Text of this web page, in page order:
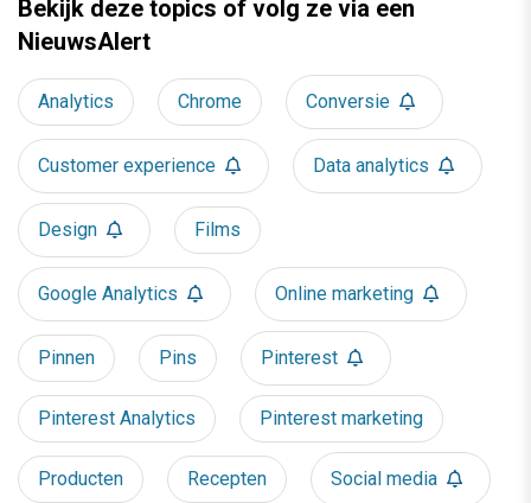
Bekijk deze topics of volg ze via een
NieuwsAlert
Analytics Chrome Conversie
Customer experience Data analytics
Design Films
Google Analytics Online marketing
Pinnen Pins Pinterest
Pinterest Analytics Pinterest marketing
Producten Recepten Social media